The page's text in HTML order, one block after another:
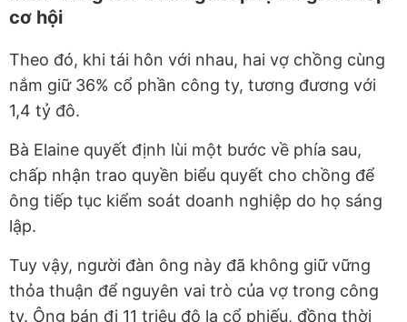
cơ hội
Theo đó, khi tái hôn với nhau, hai vợ chồng cùng
nắm giữ 36% cổ phần công ty, tương đương với
1,4 tỷ đô.
Bà Elaine quyết định lùi một bước về phía sau,
chấp nhận trao quyền biểu quyết cho chồng để
ông tiếp tục kiểm soát doanh nghiệp do họ sáng
lập.
Tuy vậy, người đàn ông này đã không giữ vững
thỏa thuận để nguyên vai trò của vợ trong công
ty. Ông bán đi 11 triệu đô la cổ phiếu, đồng thời